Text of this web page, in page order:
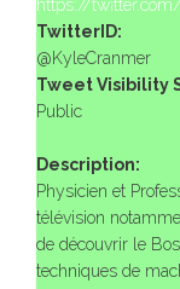
https://
TwitterID:
@KyleCranmer
Tweet Visibility
Public
Description:
Physicien et
télévision
de découvrir le
techniques de